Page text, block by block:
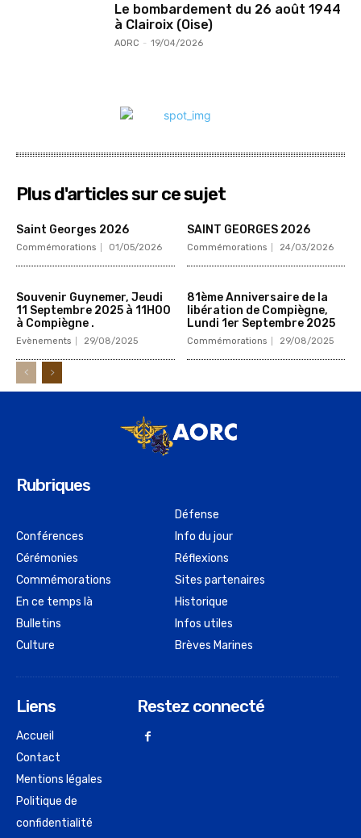
Le bombardement du 26 août 1944
à Clairoix (Oise)
AORC - 19/04/2026
Plus d'articles sur ce sujet
Saint Georges 2026
Commémorations 01/05/2026
SAINT GEORGES 2026
Commémorations 24/03/2026
Souvenir Guynemer, Jeudi
11 Septembre 2025 à 11H00
à Compiègne .
Evènements 29/08/2025
81ème Anniversaire de la
libération de Compiègne,
Lundi 1er Septembre 2025
Commémorations 29/08/2025
Rubriques
Conférences
Cérémonies
Commémorations
En ce temps là
Bulletins
Culture
Défense
Info du jour
Réflexions
Sites partenaires
Historique
Infos utiles
Brèves Marines
Liens
Accueil
Contact
Mentions légales
Politique de
confidentialité
Restez connecté